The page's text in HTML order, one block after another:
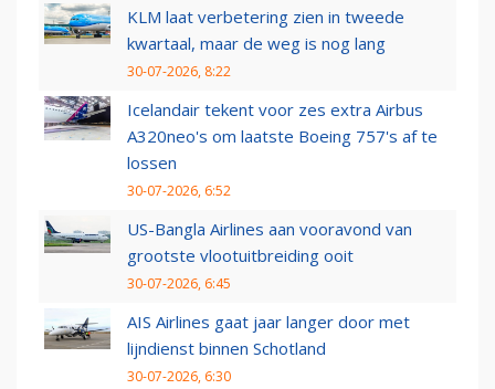
KLM laat verbetering zien in tweede
kwartaal, maar de weg is nog lang
30-07-2026, 8:22
Icelandair tekent voor zes extra Airbus
A320neo's om laatste Boeing 757's af te
lossen
30-07-2026, 6:52
US-Bangla Airlines aan vooravond van
grootste vlootuitbreiding ooit
30-07-2026, 6:45
AIS Airlines gaat jaar langer door met
lijndienst binnen Schotland
30-07-2026, 6:30